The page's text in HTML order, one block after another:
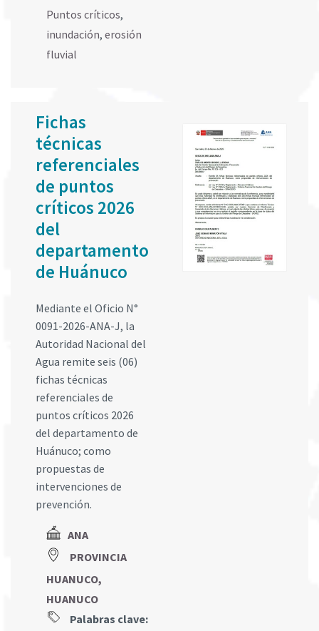
Puntos críticos,
inundación, erosión
fluvial
Fichas
técnicas
referenciales
de puntos
críticos 2026
del
departamento
de Huánuco
Mediante el Oficio N°
0091-2026-ANA-J, la
Autoridad Nacional del
Agua remite seis (06)
fichas técnicas
referenciales de
puntos críticos 2026
del departamento de
Huánuco; como
propuestas de
intervenciones de
prevención.
ANA
PROVINCIA
HUANUCO,
HUANUCO
Palabras clave: